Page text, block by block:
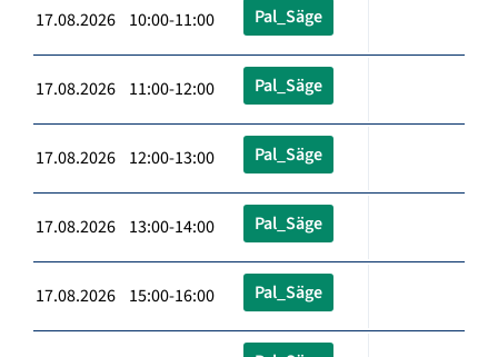
17.08.2026 10:00-11:00 Pal_Säge
17.08.2026 11:00-12:00 Pal_Säge
17.08.2026 12:00-13:00 Pal_Säge
17.08.2026 13:00-14:00 Pal_Säge
17.08.2026 15:00-16:00 Pal_Säge